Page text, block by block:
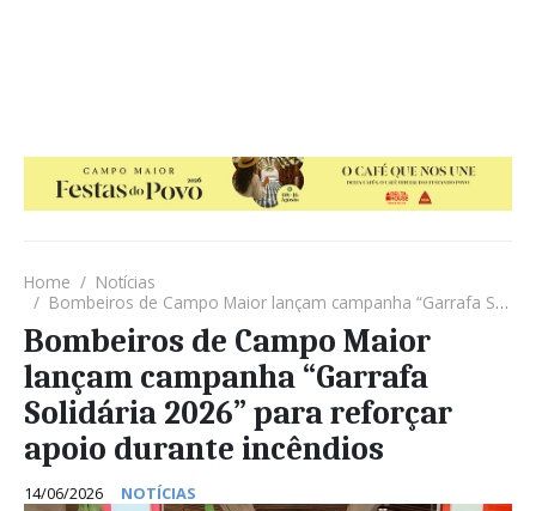
Home
Notícias
Bombeiros de Campo Maior lançam campanha “Garrafa Solidária 2026” para reforçar apoio durante incêndios
Bombeiros de Campo Maior
lançam campanha “Garrafa
Solidária 2026” para reforçar
apoio durante incêndios
14/06/2026 NOTÍCIAS